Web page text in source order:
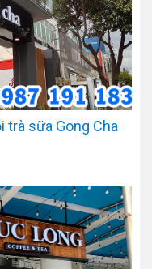
trà sữa Gong Cha